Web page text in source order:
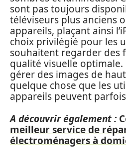
sont pas toujours
téléviseurs plus anciens
appareils, plaçant ainsi
choix privilégié pour les
souhaitent regarder des
qualité visuelle optimale.
gérer des images de
quelque chose que les
appareils peuvent
A découvrir également :
meilleur service de
électroménagers à